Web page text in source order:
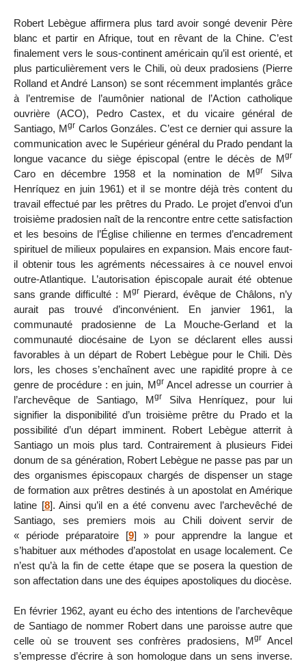
Robert Lebègue affirmera plus tard avoir songé devenir Père
blanc et partir en Afrique, tout en rêvant de la Chine. C’est
finalement vers le sous-continent américain qu’il est orienté, et
plus particulièrement vers le Chili, où deux pradosiens (Pierre
Rolland et André Lanson) se sont récemment implantés grâce
à l’entremise de l’aumônier national de l’Action catholique
ouvrière (ACO), Pedro Castex, et du vicaire général de
Santiago, Mgr Carlos Gonzáles. C’est ce dernier qui assure la
communication avec le Supérieur général du Prado pendant la
longue vacance du siège épiscopal (entre le décès de Mgr
Caro en décembre 1958 et la nomination de Mgr
Silva
Henríquez en juin 1961) et il se montre déjà très content du
travail effectué par les prêtres du Prado. Le projet d’envoi d’un
troisième pradosien naît de la rencontre entre cette satisfaction
et les besoins de l’Église chilienne en termes d’encadrement
spirituel de milieux populaires en expansion. Mais encore faut-
il obtenir tous les agréments nécessaires à ce nouvel envoi
outre-Atlantique. L’autorisation épiscopale aurait été obtenue
sans grande difficulté : Mgr Pierard, évêque de Châlons, n’y
aurait pas trouvé d’inconvénient. En janvier 1961, la
communauté pradosienne de La Mouche-Gerland et la
communauté diocésaine de Lyon se déclarent elles aussi
favorables à un départ de Robert Lebègue pour le Chili. Dès
lors, les choses s’enchaînent avec une rapidité propre à ce
genre de procédure : en juin, Mgr Ancel adresse un courrier à
l’archevêque de Santiago, Mgr
Silva Henríquez, pour lui
signifier la disponibilité d’un troisième prêtre du Prado et la
possibilité d’un départ imminent. Robert Lebègue atterrit à
Santiago un mois plus tard. Contrairement à plusieurs Fidei
donum de sa génération, Robert Lebègue ne passe pas par un
des organismes épiscopaux chargés de dispenser un stage
de formation aux prêtres destinés à un apostolat en Amérique
latine [8]. Ainsi qu’il en a été convenu avec l’archevêché de
Santiago, ses premiers mois au Chili doivent servir de
« période préparatoire[9] » pour apprendre la langue et
s’habituer aux méthodes d’apostolat en usage localement. Ce
n’est qu’à la fin de cette étape que se posera la question de
son affectation dans une des équipes apostoliques du diocèse.
En février 1962, ayant eu écho des intentions de l’archevêque
de Santiago de nommer Robert dans une paroisse autre que
celle où se trouvent ses confrères pradosiens, Mgr Ancel
s’empresse d’écrire à son homologue dans un sens inverse.